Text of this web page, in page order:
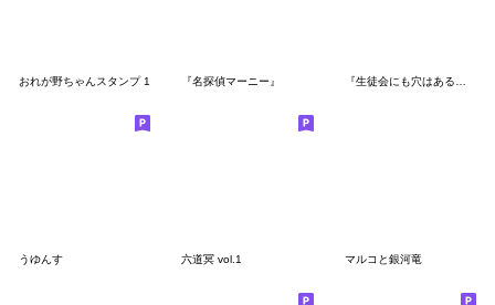
おれが野ちゃんスタンプ 1 『名探偵マーニー』
うゆんす 六道冥 vol.1 マルコと銀河竜